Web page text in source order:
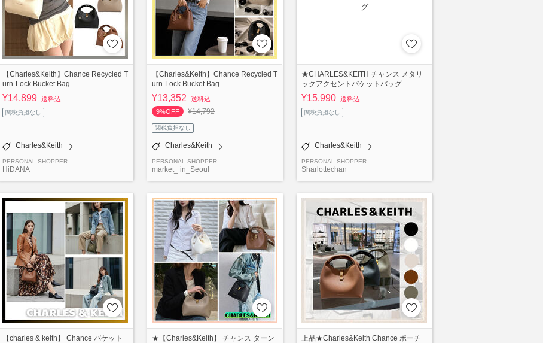
【Charles&Keith】Chance Recycled T
urn-Lock Bucket Bag
¥14,899 送料込
関税負担なし
Charles&Keith
PERSONAL SHOPPER
HiDANA
【Charles&Keith】Chance Recycled T
urn-Lock Bucket Bag
¥13,352
送料込
9%OFF
¥14,792
関税負担なし
Charles&Keith
PERSONAL SHOPPER
market_ in_Seoul
★CHARLES&KEITH チャンス メタリ
ックアクセントバケットバッグ
¥15,990 送料込
関税負担なし
Charles&Keith
PERSONAL SHOPPER
Sharlottechan
【charles & keith】 Chance バケット
★【Charles&Keith】 チャンス ターン
上品★Charles&Keith Chance ポーチ